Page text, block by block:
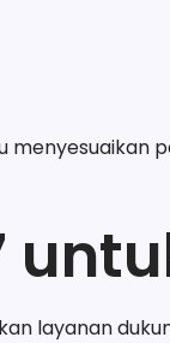
menyesuaikan
layanan